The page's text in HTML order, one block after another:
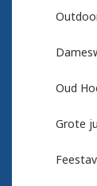
Oud Hoek
Grote